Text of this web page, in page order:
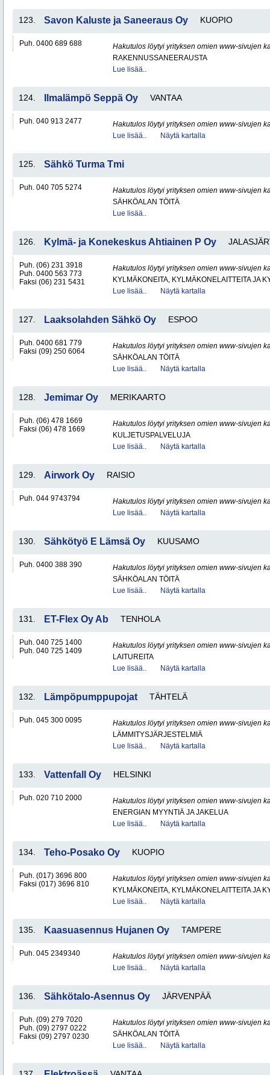
123. Savon Kaluste ja Saneeraus Oy KUOPIO
Puh. 0400 689 688
Hakutulos löytyi yrityksen omien www-sivujen
RAKENNUSSANEERAUSTA
Lue lisää..
124. Ilmalämpö Seppä Oy VANTAA
Puh. 040 913 2477
Hakutulos löytyi yrityksen omien www-sivujen
Lue lisää..
Näytä kartalla
125. Sähkö Turma Tmi
Puh. 040 705 5274
Hakutulos löytyi yrityksen omien www-sivujen
SÄHKÖALAN TÖITÄ
Lue lisää..
126. Kylmä- ja Konekeskus Ahtiainen P Oy
Puh. (06) 231 3918
Puh. 0400 563 773
Faksi (06) 231 5431
Hakutulos löytyi yrityksen omien www-sivujen
KYLMÄKONEITA, KYLMÄKONELAITTEITA JA
Lue lisää..
Näytä kartalla
127. Laaksolahden Sähkö Oy ESPOO
Puh. 0400 681 779
Faksi (09) 250 6064
Hakutulos löytyi yrityksen omien www-sivujen
SÄHKÖALAN TÖITÄ
Lue lisää..
Näytä kartalla
128. Jemimar Oy MERIKAARTO
Puh. (06) 478 1669
Faksi (06) 478 1669
Hakutulos löytyi yrityksen omien www-sivujen
KULJETUSPALVELUJA
Lue lisää..
Näytä kartalla
129. Airwork Oy RAISIO
Puh. 044 9743794
Hakutulos löytyi yrityksen omien www-sivujen
Lue lisää..
Näytä kartalla
130. Sähkötyö E Lämsä Oy KUUSAMO
Puh. 0400 388 390
Hakutulos löytyi yrityksen omien www-sivujen
SÄHKÖALAN TÖITÄ
Lue lisää..
Näytä kartalla
131. ET-Flex Oy Ab TENHOLA
Puh. 040 725 1400
Puh. 040 725 1409
Hakutulos löytyi yrityksen omien www-sivujen
LAITUREITA
Lue lisää..
Näytä kartalla
132. Lämpöpumppupojat TÄHTELÄ
Puh. 045 300 0095
Hakutulos löytyi yrityksen omien www-sivujen
LÄMMITYSJÄRJESTELMIÄ
Lue lisää..
Näytä kartalla
133. Vattenfall Oy HELSINKI
Puh. 020 710 2000
Hakutulos löytyi yrityksen omien www-sivujen
ENERGIAN MYYNTIÄ JA JAKELUA
Lue lisää..
Näytä kartalla
134. Teho-Posako Oy KUOPIO
Puh. (017) 3696 800
Faksi (017) 3696 810
Hakutulos löytyi yrityksen omien www-sivujen
KYLMÄKONEITA, KYLMÄKONELAITTEITA JA
Lue lisää..
Näytä kartalla
135. Kaasuasennus Hujanen Oy TAMPERE
Puh. 045 2349340
Hakutulos löytyi yrityksen omien www-sivujen
Lue lisää..
Näytä kartalla
136. Sähkötalo-Asennus Oy JÄRVENPÄÄ
Puh. (09) 279 7020
Puh. (09) 2797 0222
Faksi (09) 2797 0230
Hakutulos löytyi yrityksen omien www-sivujen
SÄHKÖALAN TÖITÄ
Lue lisää..
Näytä kartalla